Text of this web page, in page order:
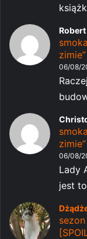
06/08/
06/08/
Lady
jest